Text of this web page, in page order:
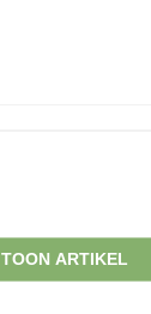
TOON ARTIKEL